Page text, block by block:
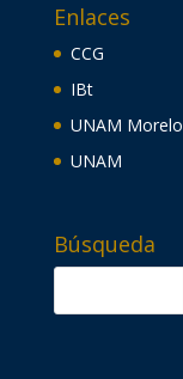
Enlaces
CCG
IBt
UNAM
UNAM
Búsqueda